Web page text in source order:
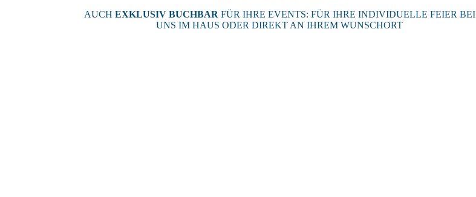
AUCH EXKLUSIV BUCHBAR FÜR IHRE EVENTS: FÜR IHRE INDIVIDUELLE FEIER BEI
UNS IM HAUS ODER DIREKT AN IHREM WUNSCHORT